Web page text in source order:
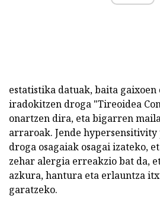
estatistika datuak, baita
iradokitzen droga "Tireoidea
onartzen dira, eta bigarren
arraroak. Jende
droga osagaiak osagai izateko,
zehar alergia erreakzio bat da,
azkura, hantura eta erlauntza
garatzeko.